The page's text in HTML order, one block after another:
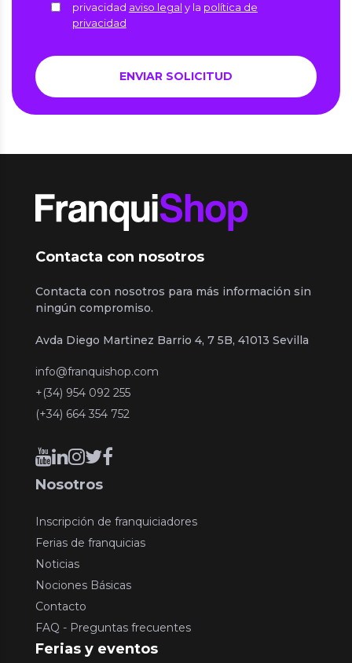
privacidad aviso legal y la política de
privacidad
Contacta con nosotros
Contacta con nosotros para más información sin
ningún compromiso.
Avda Diego Martinez Barrio 4, 7 5B, 41013 Sevilla
info@franquishop.com
+(34) 954 092 255
(+34) 664 354 752
Nosotros
Inscripción de franquiciadores
Ferias de franquicias
Noticias
Nociones Básicas
Contacto
FAQ - Preguntas frecuentes
Ferias y eventos